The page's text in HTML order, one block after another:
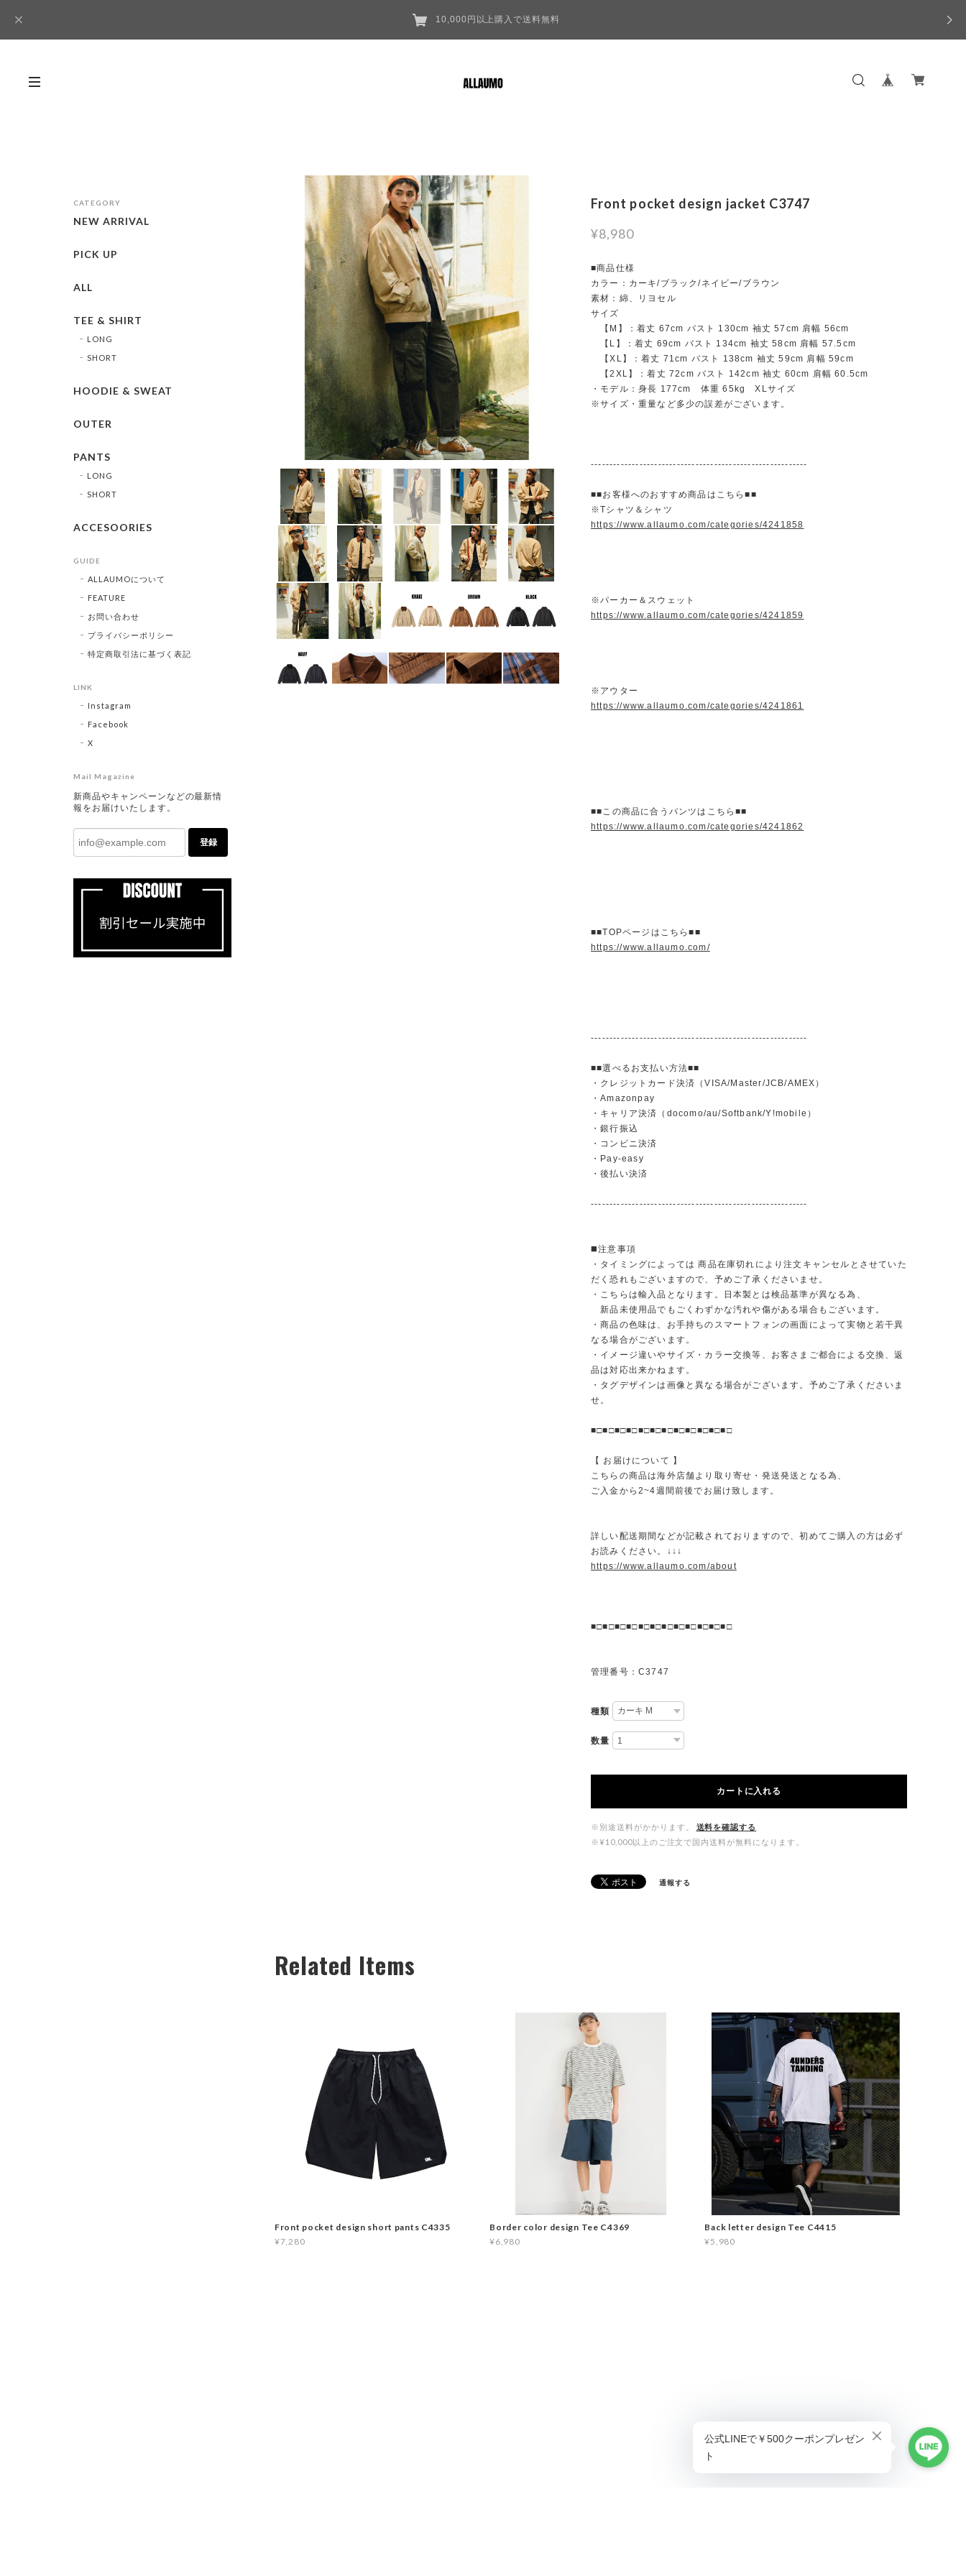
10,000円以上購入で送料無料
Front pocket design jacket C3747
¥8,980
■商品仕様
カラー：カーキ/ブラック/ネイビー/ブラウン
素材：綿、リヨセル
サイズ
【M】：着丈 67cm バスト 130cm 袖丈 57cm 肩幅 56cm
【L】：着丈 69cm バスト 134cm 袖丈 58cm 肩幅 57.5cm
【XL】：着丈 71cm バスト 138cm 袖丈 59cm 肩幅 59cm
【2XL】：着丈 72cm バスト 142cm 袖丈 60cm 肩幅 60.5cm
・モデル：身長 177cm 体重 65kg XLサイズ
※サイズ・重量など多少の誤差がございます。
----------------------------------------------------------
■■お客様へのおすすめ商品はこちら■■
※Tシャツ＆シャツ
https://www.allaumo.com/categories/4241858
※パーカー＆スウェット
https://www.allaumo.com/categories/4241859
※アウター
https://www.allaumo.com/categories/4241861
■■この商品に合うパンツはこちら■■
https://www.allaumo.com/categories/4241862
■■TOPページはこちら■■
https://www.allaumo.com/
----------------------------------------------------------
■■選べるお支払い方法■■
・クレジットカード決済（VISA/Master/JCB/AMEX）
・Amazonpay
・キャリア決済（docomo/au/Softbank/Y!mobile）
・銀行振込
・コンビニ決済
・Pay-easy
・後払い決済
----------------------------------------------------------
◼️注意事項
・タイミングによっては 商品在庫切れにより注文キャンセルとさせていた
だく恐れもございますので、予めご了承くださいませ。
・こちらは輸入品となります。日本製とは検品基準が異なる為、
新品未使用品でもごくわずかな汚れや傷がある場合もございます。
・商品の色味は、お手持ちのスマートフォンの画面によって実物と若干異
なる場合がございます。
・イメージ違いやサイズ・カラー交換等、お客さまご都合による交換、返
品は対応出来かねます。
・タグデザインは画像と異なる場合がございます。予めご了承くださいま
せ。
■□■□■□■□■□■□■□■□■□■□■□■□
【 お届けについて 】
こちらの商品は海外店舗より取り寄せ・発送発送となる為、
ご入金から2~4週間前後でお届け致します。
詳しい配送期間などが記載されておりますので、初めてご購入の方は必ず
お読みください。↓↓↓
https://www.allaumo.com/about
■□■□■□■□■□■□■□■□■□■□■□■□
管理番号：C3747
種類
数量
カートに入れる
※別途送料がかかります。
送料を確認する
※¥10,000以上のご注文で国内送料が無料になります。
通報する
Related Items
Front pocket design short pants C4335
¥7,280
Border color design Tee C4369
¥6,980
Back letter design Tee C4415
¥5,980
CATEGORY
NEW ARRIVAL
PICK UP
ALL
TEE & SHIRT
LONG
SHORT
HOODIE & SWEAT
OUTER
PANTS
LONG
SHORT
ACCESOORIES
GUIDE
ALLAUMOについて
FEATURE
お問い合わせ
プライバシーポリシー
特定商取引法に基づく表記
LINK
Instagram
Facebook
X
Mail Magazine
新商品やキャンペーンなどの最新情
報をお届けいたします。
登録